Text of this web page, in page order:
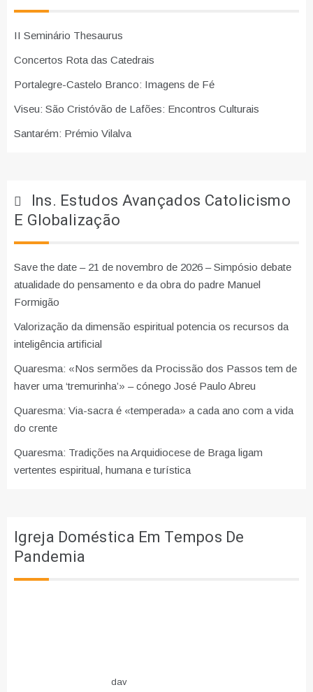
II Seminário Thesaurus
Concertos Rota das Catedrais
Portalegre-Castelo Branco: Imagens de Fé
Viseu: São Cristóvão de Lafões: Encontros Culturais
Santarém: Prémio Vilalva
Ins. Estudos Avançados Catolicismo
E Globalização
Save the date – 21 de novembro de 2026 – Simpósio debate
atualidade do pensamento e da obra do padre Manuel
Formigão
Valorização da dimensão espiritual potencia os recursos da
inteligência artificial
Quaresma: «Nos sermões da Procissão dos Passos tem de
haver uma ‘tremurinha’» – cónego José Paulo Abreu
Quaresma: Via-sacra é «temperada» a cada ano com a vida
do crente
Quaresma: Tradições na Arquidiocese de Braga ligam
vertentes espiritual, humana e turística
Igreja Doméstica Em Tempos De
Pandemia
dav